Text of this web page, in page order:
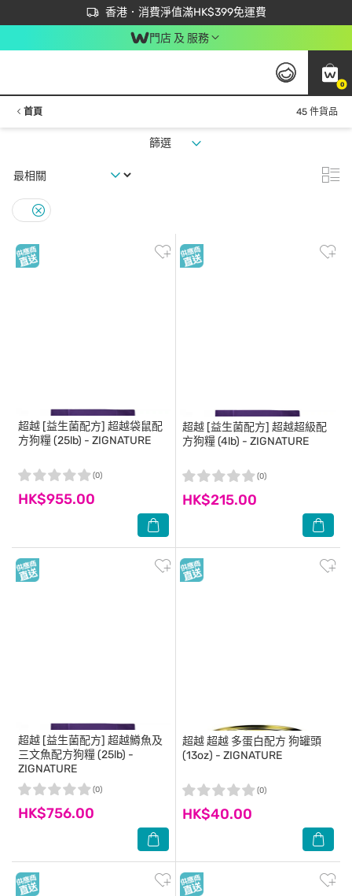
香港．消費淨值滿HK$399免運費
立即成為易賞錢會員盡享獨家優惠
首次APP下單買滿$450 輸入 NEWAPP 即減$50
門店 及 服務
0
首頁 45 件貨品
篩選
超越 [益生菌配方] 超越袋鼠配
方狗糧 (25lb) - ZIGNATURE
HK$955.00
(0)
超越 [益生菌配方] 超越超級配
方狗糧 (4lb) - ZIGNATURE
HK$215.00
(0)
超越 [益生菌配方] 超越鱒魚及
三文魚配方狗糧 (25lb) -
ZIGNATURE
HK$756.00
(0)
超越超越 多蛋白配方 狗罐頭
(13oz) - ZIGNATURE
HK$40.00
(0)